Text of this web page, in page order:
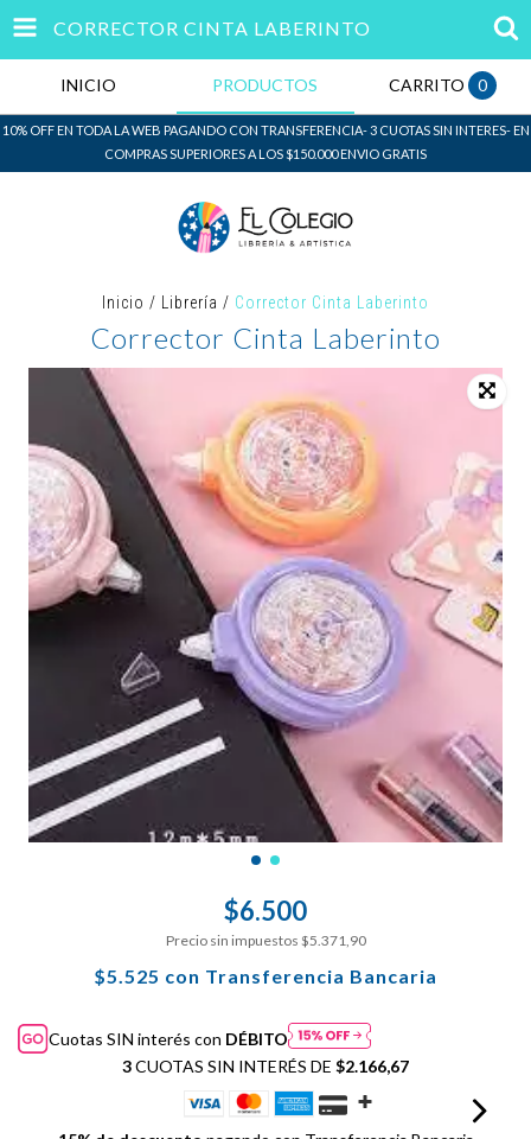
CORRECTOR CINTA LABERINTO
INICIO PRODUCTOS CARRITO 0
10% OFF EN TODA LA WEB PAGANDO CON TRANSFERENCIA- 3 CUOTAS SIN INTERES- EN
COMPRAS SUPERIORES A LOS $150.000 ENVIO GRATIS
Inicio / Librería / Corrector Cinta Laberinto
Corrector Cinta Laberinto
$6.500
Precio sin impuestos $5.371,90
$5.525 con Transferencia Bancaria
Cuotas SIN interés con DÉBITO
3CUOTAS SIN INTERÉS DE $2.166,67